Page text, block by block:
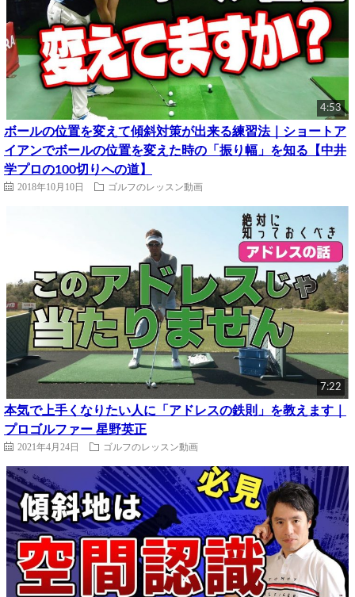
4:53
ボールの位置を変えて傾斜対策が出来る練習法｜ショートア
イアンでボールの位置を変えた時の「振り幅」を知る【中井
学プロの100切りへの道】
2018年10月10日 ゴルフのレッスン動画
7:22
本気で上手くなりたい人に「アドレスの鉄則」を教えます｜
プロゴルファー 星野英正
2021年4月24日 ゴルフのレッスン動画